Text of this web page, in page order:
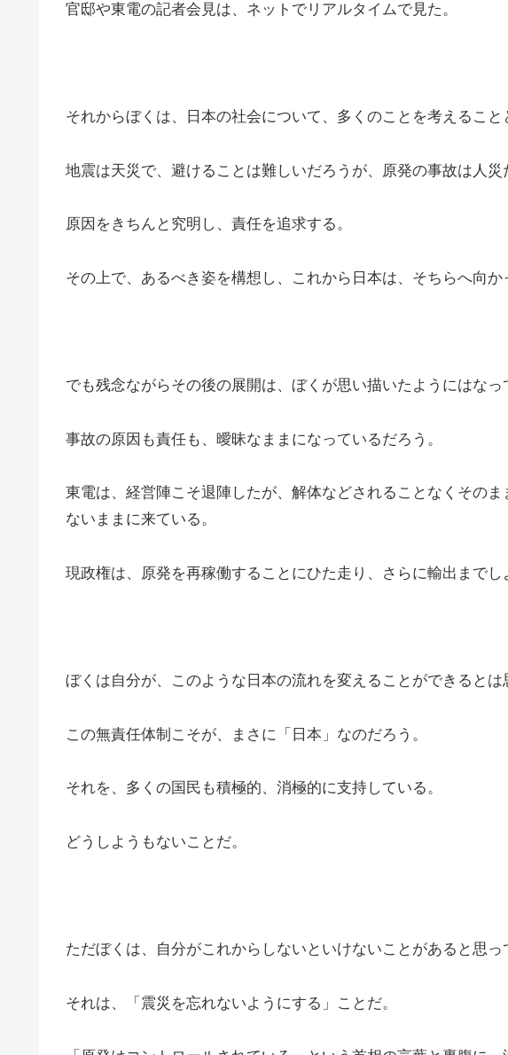
官邸や東電の記者会見は、ネットでリアルタイムで見た。
それからぼくは、日本の社会について、多くのことを考えること
地震は天災で、避けることは難しいだろうが、原発の事故は人災
原因をきちんと究明し、責任を追求する。
その上で、あるべき姿を構想し、これから日本は、そちらへ向か
でも残念ながらその後の展開は、ぼくが思い描いたようにはなっ
事故の原因も責任も、曖昧なままになっているだろう。
東電は、経営陣こそ退陣したが、解体などされることなくその
ないままに来ている。
現政権は、原発を再稼働することにひた走り、さらに輸出までし
ぼくは自分が、このような日本の流れを変えることができるとは
この無責任体制こそが、まさに「日本」なのだろう。
それを、多くの国民も積極的、消極的に支持している。
どうしようもないことだ。
ただぼくは、自分がこれからしないといけないことがあると思っ
それは、「震災を忘れないようにする」ことだ。